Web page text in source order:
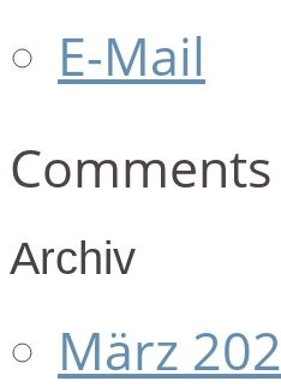
E-Mail
Archiv
März